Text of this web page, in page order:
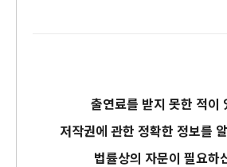
출연료를 받지 못한 적이
저작권에 관한 정확한 정보를
법률상의 자문이 필요하